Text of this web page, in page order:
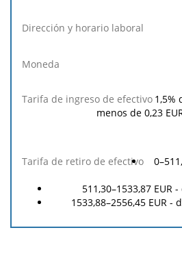
laboral
1,5%
menos de 0,23
511,30–1533,87 EUR
1533,88–2556,45 EUR -